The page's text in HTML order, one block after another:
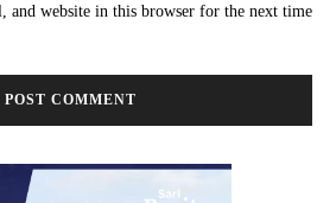
and website in this browser for the next time